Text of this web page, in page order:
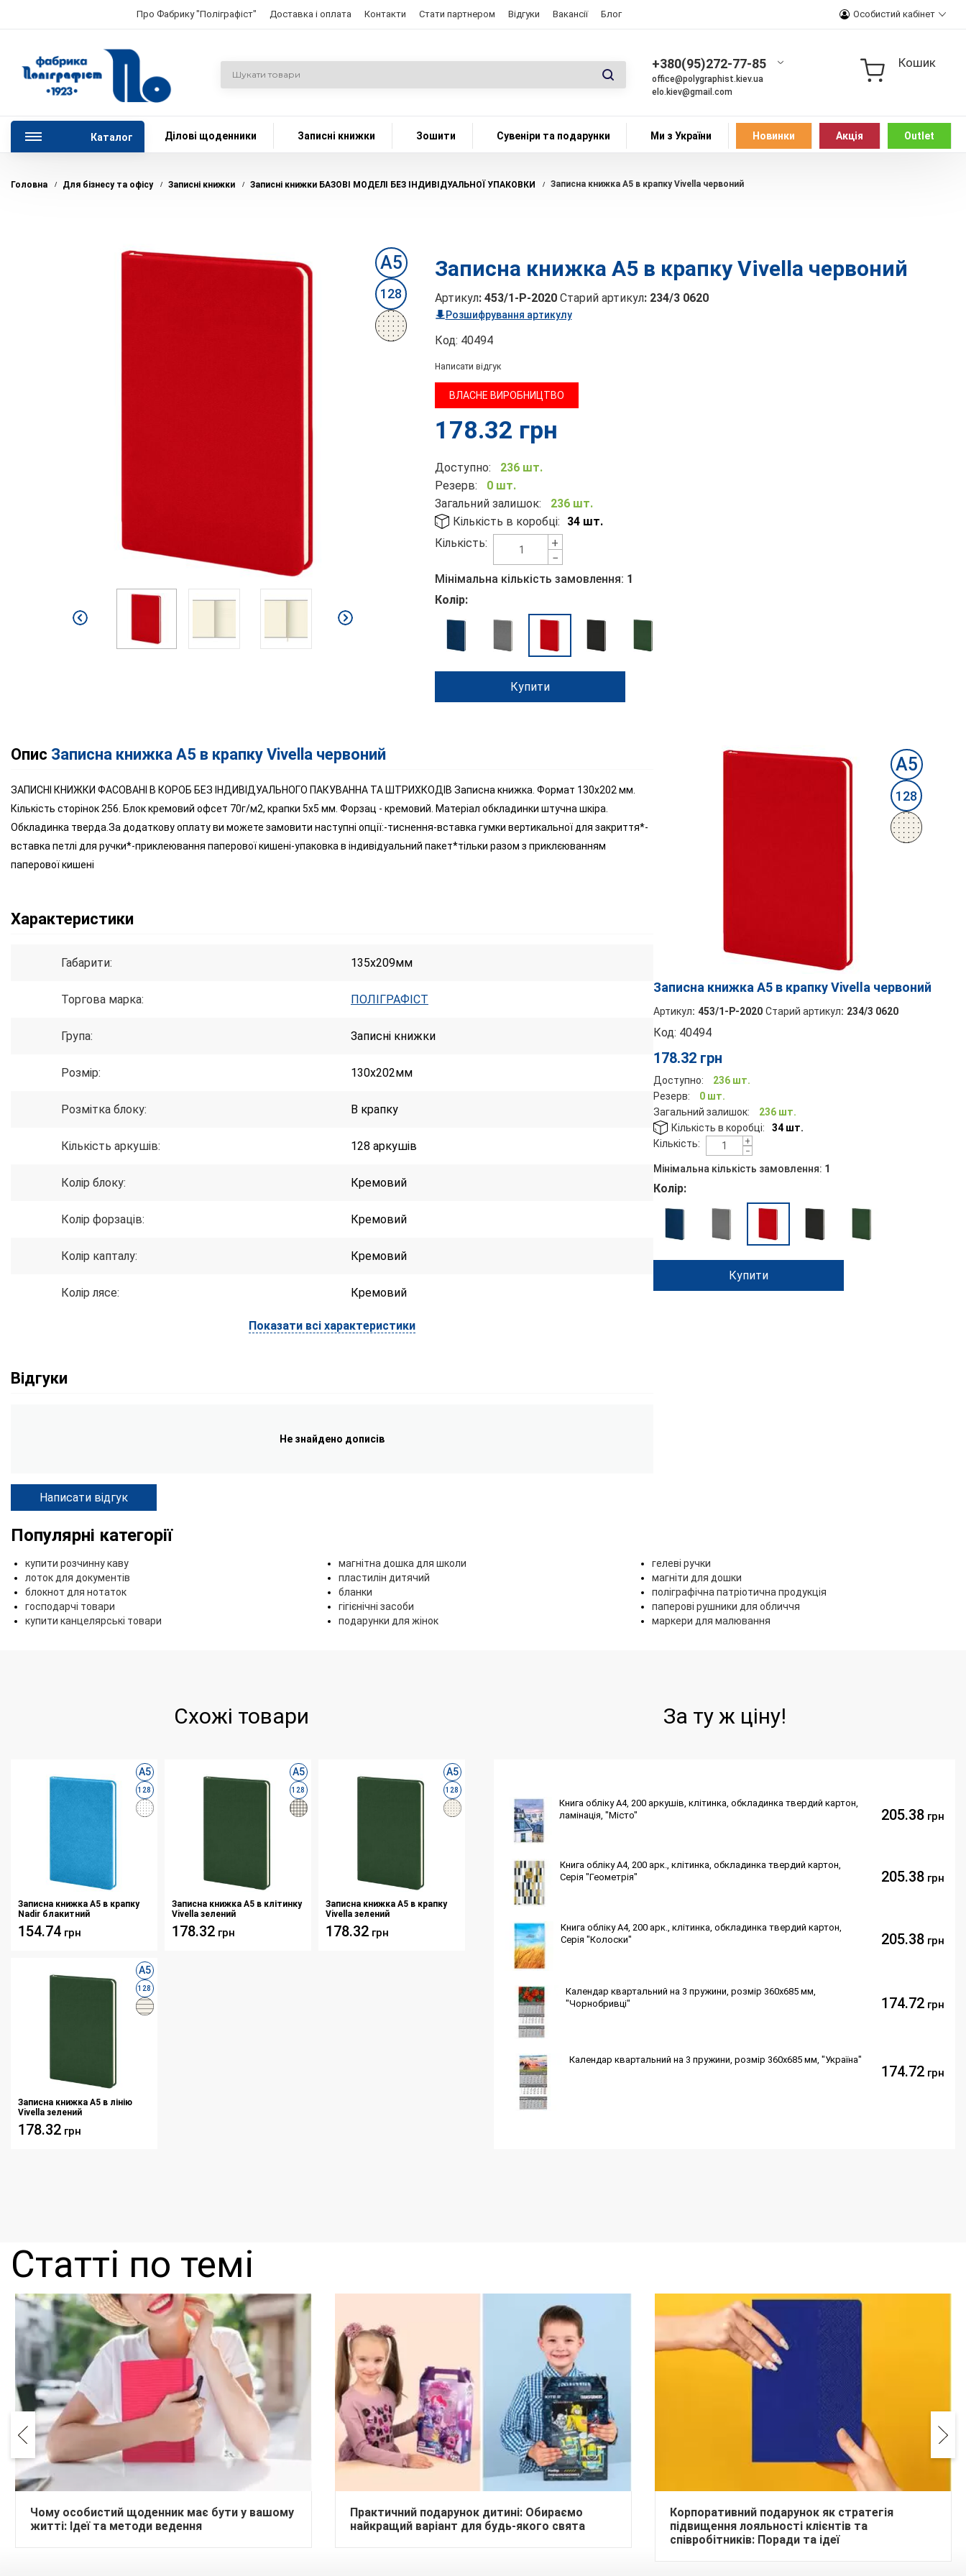
Про Фабрику "Поліграфіст" Доставка і оплата Контакти Стати партнером Відгуки Вакансії Блог Особистий кабінет
+380(95)272-77-85
office@polygraphist.kiev.ua
elo.kiev@gmail.com
Кошик
Каталог Ділові щоденники Записні книжки Зошити Сувеніри та подарунки Ми з України Новинки Акція Outlet
Головна Для бізнесу та офісу Записні книжки Записні книжки БАЗОВІ МОДЕЛІ БЕЗ ІНДИВІДУАЛЬНОЇ УПАКОВКИ Записна книжка А5 в крапку Vivella червоний
А5
128
Записна книжка А5 в крапку Vivella червоний
Артикул: 453/1-P-2020 Старий артикул: 234/3 0620
Розшифрування артикулу
Код: 40494
Написати відгук
ВЛАСНЕ ВИРОБНИЦТВО
178.32 грн
Доступно:
236 шт.
Резерв:
0 шт.
Загальний залишок:
236 шт.
Кількість в коробці:
34 шт.
Кількість:
+
−
Мінімальна кількість замовлення: 1
Колір:
Купити
Опис Записна книжка А5 в крапку Vivella червоний
ЗАПИСНІ КНИЖКИ ФАСОВАНІ В КОРОБ БЕЗ ІНДИВІДУАЛЬНОГО ПАКУВАННА ТА ШТРИХКОДІВ Записна книжка. Формат 130х202 мм.
Кількість сторінок 256. Блок кремовий офсет 70г/м2, крапки 5х5 мм. Форзац - кремовий. Матеріал обкладинки штучна шкіра.
Обкладинка тверда.За додаткову оплату ви можете замовити наступні опції:-тиснення-вставка гумки вертикальної для закриття*-
вставка петлі для ручки*-приклеювання паперової кишені-упаковка в індивідуальний пакет*тільки разом з приклєюванням
паперової кишені
Характеристики
Габарити: 135x209мм
Торгова марка: ПОЛІГРАФІСТ
Група: Записні книжки
Розмір: 130х202мм
Розмітка блоку: В крапку
Кількість аркушів: 128 аркушів
Колір блоку: Кремовий
Колір форзаців: Кремовий
Колір капталу: Кремовий
Колір лясе: Кремовий
Показати всі характеристики
Відгуки
Не знайдено дописів
Написати відгук
А5
128
Записна книжка А5 в крапку Vivella червоний
Артикул: 453/1-P-2020 Старий артикул: 234/3 0620
Код: 40494
178.32 грн
Доступно:
236 шт.
Резерв:
0 шт.
Загальний залишок:
236 шт.
Кількість в коробці:
34 шт.
Кількість:
+
−
Мінімальна кількість замовлення: 1
Колір:
Купити
Популярні категорії
купити розчинну каву
лоток для документів
блокнот для нотаток
господарчі товари
купити канцелярські товари
магнітна дошка для школи
пластилін дитячий
бланки
гігієнічні засоби
подарунки для жінок
гелеві ручки
магніти для дошки
поліграфічна патріотична продукція
паперові рушники для обличчя
маркери для малювання
Схожі товари
А5
128
Записна книжка А5 в крапку
Nadir блакитний
154.74 грн
А5
128
Записна книжка А5 в клітинку
Vivella зелений
178.32 грн
А5
128
Записна книжка А5 в крапку
Vivella зелений
178.32 грн
А5
128
Записна книжка А5 в лінію
Vivella зелений
178.32 грн
За ту ж ціну!
Книга обліку А4, 200 аркушів, клітинка, обкладинка твердий картон,
ламінація, "Місто"
205.38 грн
Книга обліку А4, 200 арк., клітинка, обкладинка твердий картон,
Серія "Геометрія"
205.38 грн
Книга обліку А4, 200 арк., клітинка, обкладинка твердий картон,
Серія "Колоски"
205.38 грн
Календар квартальний на 3 пружини, розмір 360х685 мм,
"Чорнобривці"
174.72 грн
Календар квартальний на 3 пружини, розмір 360х685 мм, "Україна"
174.72 грн
Статті по темі
Чому особистий щоденник має бути у вашому
житті: Ідеї та методи ведення
Практичний подарунок дитині: Обираємо
найкращий варіант для будь-якого свята
Корпоративний подарунок як стратегія
підвищення лояльності клієнтів та
співробітників: Поради та ідеї